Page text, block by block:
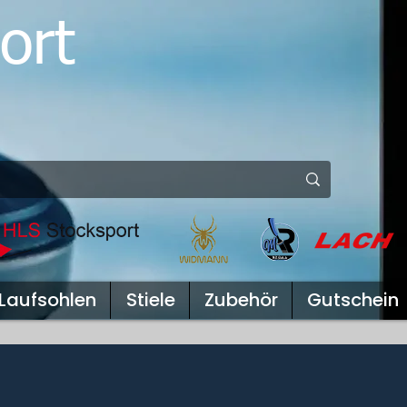
Laufsohlen Stiele Zubehör Gutschein